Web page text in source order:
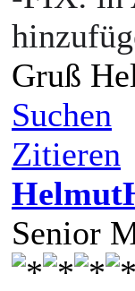
Gruß
Suchen
Zitieren
Senior